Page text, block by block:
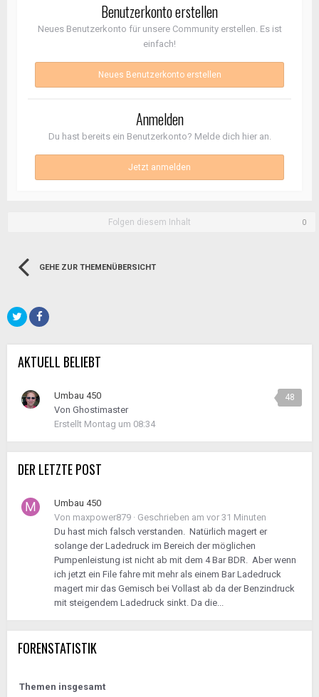
Benutzerkonto erstellen
Neues Benutzerkonto für unsere Community erstellen. Es ist
einfach!
Neues Benutzerkonto erstellen
Anmelden
Du hast bereits ein Benutzerkonto? Melde dich hier an.
Jetzt anmelden
Folgen diesem Inhalt 0
GEHE ZUR THEMENÜBERSICHT
AKTUELL BELIEBT
48
Umbau 450
Von Ghostimaster
Erstellt Montag um 08:34
DER LETZTE POST
Umbau 450
Von maxpower879 · Geschrieben am vor 31 Minuten
Du hast mich falsch verstanden. Natürlich magert er
solange der Ladedruck im Bereich der möglichen
Pumpenleistung ist nicht ab mit dem 4 Bar BDR. Aber wenn
ich jetzt ein File fahre mit mehr als einem Bar Ladedruck
magert mir das Gemisch bei Vollast ab da der Benzindruck
mit steigendem Ladedruck sinkt. Da die...
FORENSTATISTIK
Themen insgesamt